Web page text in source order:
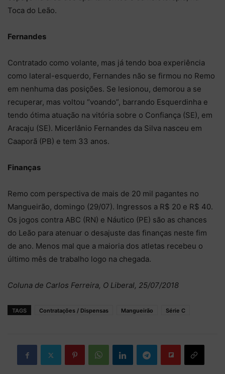
Toca do Leão.
Fernandes
Contratado como volante, mas já tendo boa experiência
como lateral-esquerdo, Fernandes não se firmou no Remo
em nenhuma das posições. Se lesionou, demorou a se
recuperar, mas voltou “voando”, barrando Esquerdinha e
tendo ótima atuação na vitória sobre o Confiança (SE), em
Aracaju (SE). Micerlânio Fernandes da Silva nasceu em
Caaporã (PB) e tem 33 anos.
Finanças
Remo com perspectiva de mais de 20 mil pagantes no
Mangueirão, domingo (29/07). Ingressos a R$ 20 e R$ 40.
Os jogos contra ABC (RN) e Náutico (PE) são as chances
do Leão para atenuar o desajuste das finanças neste fim
de ano. Menos mal que a maioria dos atletas recebeu o
último mês de trabalho logo na chegada.
Coluna de Carlos Ferreira, O Liberal, 25/07/2018
TAGS Contratações / Dispensas Mangueirão Série C